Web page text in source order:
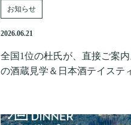
お知らせ
2026.06.21
全国1位の杜氏が、直接ご案
の酒蔵見学＆日本酒テイステ